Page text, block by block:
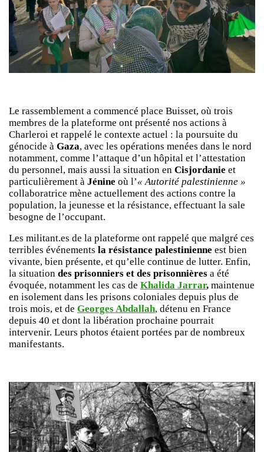
Le rassemblement a commencé place Buisset, où trois
membres de la plateforme ont présenté nos actions à
Charleroi et rappelé le contexte actuel : la poursuite du
génocide à Gaza, avec les opérations menées dans le nord
notamment, comme l’attaque d’un hôpital et l’attestation
du personnel, mais aussi la situation en Cisjordanie et
particulièrement à Jénine où l’« Autorité palestinienne »
collaboratrice mène actuellement des actions contre la
population, la jeunesse et la résistance, effectuant la sale
besogne de l’occupant.
Les militant.es de la plateforme ont rappelé que malgré ces
terribles événements la résistance palestinienne est bien
vivante, bien présente, et qu’elle continue de lutter. Enfin,
la situation des prisonniers et des prisonnières a été
évoquée, notamment les cas de Khalida Jarrar, maintenue
en isolement dans les prisons coloniales depuis plus de
trois mois, et de Georges Abdallah, détenu en France
depuis 40 et dont la libération prochaine pourrait
intervenir. Leurs photos étaient portées par de nombreux
manifestants.